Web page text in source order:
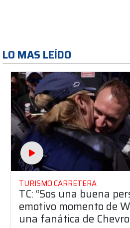
LO MAS LEÍDO
TURISMO CARRETERA
TC: “Sos una buena
emotivo momento de
una fanática de